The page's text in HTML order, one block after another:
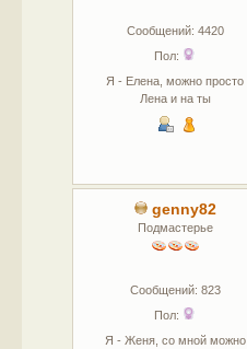
Сообщений: 4420
Пол:
Я - Елена, можно просто
Лена и на ты
genny82
Подмастерье
Сообщений: 823
Пол:
Я - Женя, со мной можно